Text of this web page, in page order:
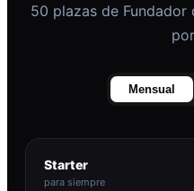
50 plazas de
Mensual
Starter
para siempre